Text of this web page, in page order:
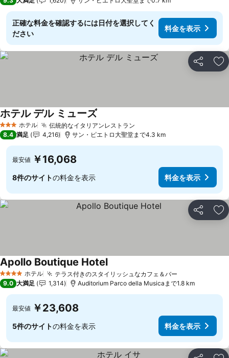
正確な料金を確認するには日付を選択してく
ださい
料金を表示
シェア お
3 ホテルのランク
ホテル 伝統的なイタリアンレストラン
ホテル デル ミューズ
8.4 満足 4,216 サン・ピエトロ大聖堂まで4.3 km
最安値 ￥16,068
8件のサイトの料金を表示 料金を表示
シェア お
4 ホテルのランク
ホテル テラス付きのスタイリッシュなカフェ＆バー
Apollo Boutique Hotel
9.0 大満足 1,314 Auditorium Parco della Musicaまで1.8 km
最安値 ￥23,608
5件のサイトの料金を表示 料金を表示